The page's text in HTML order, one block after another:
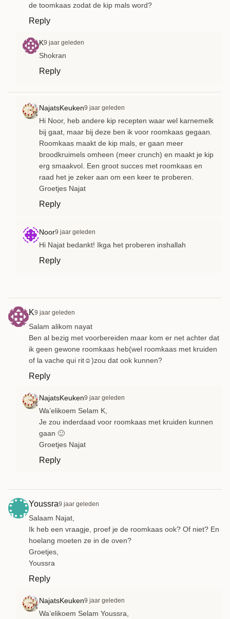
de toomkaas zodat de kip mals word?
Reply
K9 jaar geleden
Shokran
Reply
NajatsKeuken9 jaar geleden
Hi Noor, heb andere kip recepten waar wel karnemelk
bij gaat, maar bij deze ben ik voor roomkaas gegaan.
Roomkaas maakt de kip mals, er gaan meer
broodkruimels omheen (meer crunch) en maakt je kip
erg smaakvol. Een groot succes met roomkaas en
raad het je zeker aan om een keer te proberen.
Groetjes Najat
Reply
Noor9 jaar geleden
Hi Najat bedankt! Ikga het proberen inshallah
Reply
K9 jaar geleden
Salam alikom nayat
Ben al bezig met voorbereiden maar kom er net achter dat
ik geen gewone roomkaas heb(wel roomkaas met kruiden
of la vache qui rit☺)zou dat ook kunnen?
Reply
NajatsKeuken9 jaar geleden
Wa’elikoem Selam K,
Je zou inderdaad voor roomkaas met kruiden kunnen
gaan 🙂
Groetjes Najat
Reply
Youssra9 jaar geleden
Salaam Najat,
Ik heb een vraagje, proef je de roomkaas ook? Of niet? En
hoelang moeten ze in de oven?
Groetjes,
Youssra
Reply
NajatsKeuken9 jaar geleden
Wa’elikoem Selam Youssra,